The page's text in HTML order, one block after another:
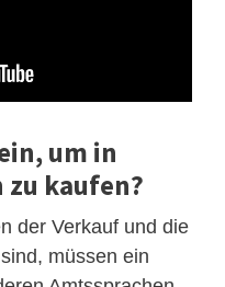
um in
kaufen?
der Verkauf und die
müssen ein